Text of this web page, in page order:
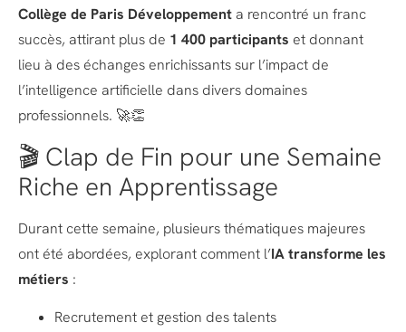
Collège de Paris Développement a rencontré un franc
succès, attirant plus de 1 400 participants et donnant
lieu à des échanges enrichissants sur l’impact de
l’intelligence artificielle dans divers domaines
professionnels. 🚀👏
🎬 Clap de Fin pour une Semaine
Riche en Apprentissage
Durant cette semaine, plusieurs thématiques majeures
ont été abordées, explorant comment l’IA transforme les
métiers :
Recrutement et gestion des talents